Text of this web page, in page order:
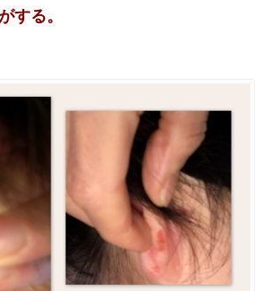
する。